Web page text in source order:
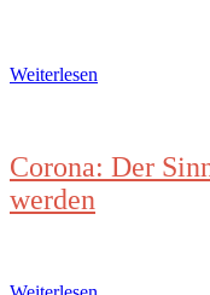
Weiterlesen
Corona: Der
werden